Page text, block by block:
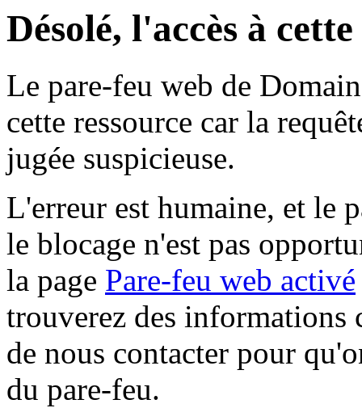
Désolé, l'accès à
Le pare-feu web de
cette ressource car la
jugée suspicieuse.
L'erreur est humaine, et le
le blocage n'est pas
la page Pare-feu web activé
trouverez des informations
de nous contacter pour
du pare-feu.